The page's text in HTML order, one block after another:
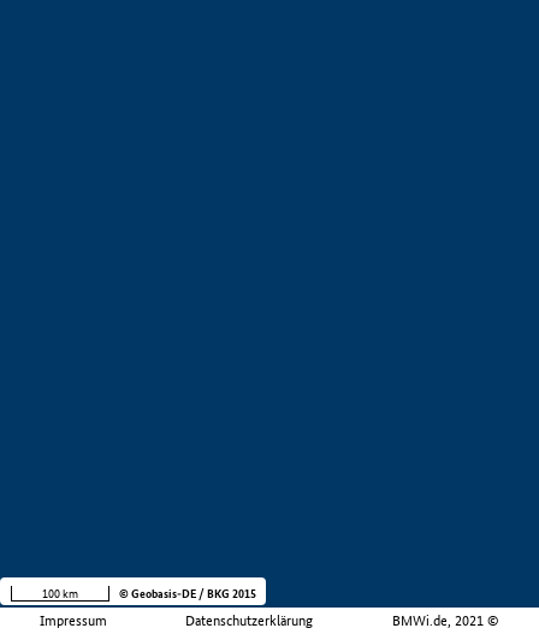
Impressum Datenschutzerklärung BMWi.de, 2021 ©
100 km © Geobasis-DE / BKG 2015